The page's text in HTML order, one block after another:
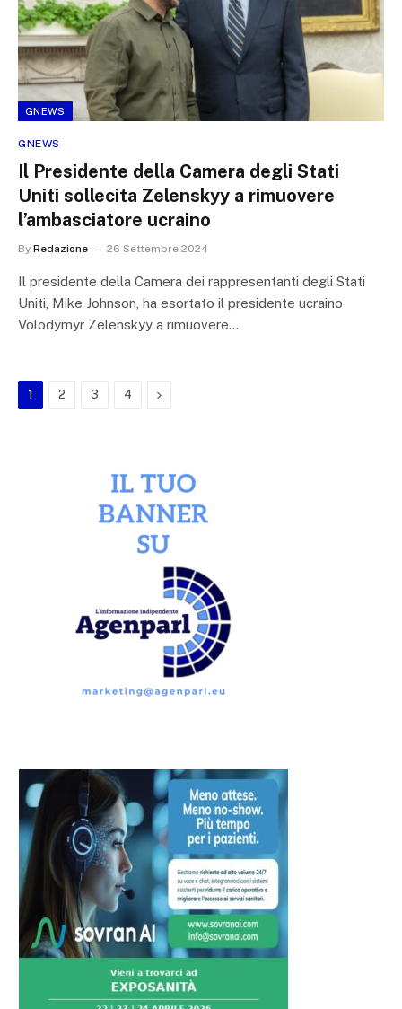
GNEWS
GNEWS
Il Presidente della Camera degli Stati
Uniti sollecita Zelenskyy a rimuovere
l’ambasciatore ucraino
By Redazione 26 Settembre 2024
Il presidente della Camera dei rappresentanti degli Stati
Uniti, Mike Johnson, ha esortato il presidente ucraino
Volodymyr Zelenskyy a rimuovere…
1 2 3 4 Next